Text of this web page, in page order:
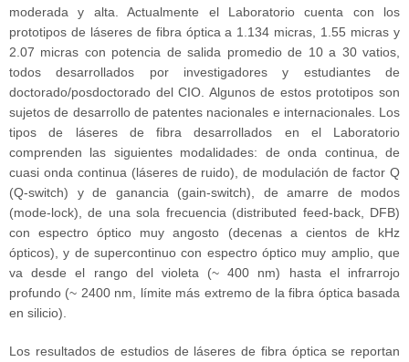
moderada y alta. Actualmente el Laboratorio cuenta con los
prototipos de láseres de fibra óptica a 1.134 micras, 1.55 micras y
2.07 micras con potencia de salida promedio de 10 a 30 vatios,
todos desarrollados por investigadores y estudiantes de
doctorado/posdoctorado del CIO. Algunos de estos prototipos son
sujetos de desarrollo de patentes nacionales e internacionales. Los
tipos de láseres de fibra desarrollados en el Laboratorio
comprenden las siguientes modalidades: de onda continua, de
cuasi onda continua (láseres de ruido), de modulación de factor Q
(Q-switch) y de ganancia (gain-switch), de amarre de modos
(mode-lock), de una sola frecuencia (distributed feed-back, DFB)
con espectro óptico muy angosto (decenas a cientos de kHz
ópticos), y de supercontinuo con espectro óptico muy amplio, que
va desde el rango del violeta (~ 400 nm) hasta el infrarrojo
profundo (~ 2400 nm, límite más extremo de la fibra óptica basada
en silicio).
Los resultados de estudios de láseres de fibra óptica se reportan